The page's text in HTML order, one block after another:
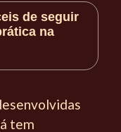
de seguir
na
tem